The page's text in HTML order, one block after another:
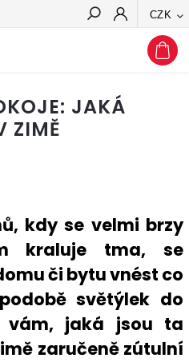
CZK
Hledat
JAKÁ
ZIMĚ
kdy se velmi brzy
kraluje tma, se
či bytu vnést co
světýlek do
vám, jaká jsou ta
zaručeně zútulní